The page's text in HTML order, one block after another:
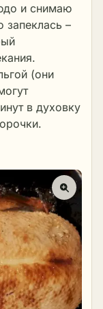
и снимаю
запеклась –
.
(они
в духовку